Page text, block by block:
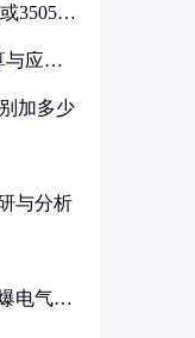
3505代
与应用
加多少
与分析
电气设